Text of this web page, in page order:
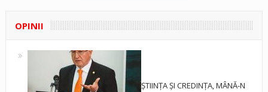
OPINII
ȘTIINȚA ȘI CREDINȚA, MÂNĂ-N